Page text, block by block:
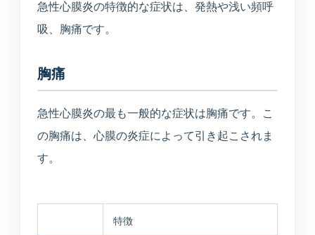
施設入居者中心・24時間365日を意識した連携
庄内プライベートクリニック
介護・施設
介護サービス・施設案内
介護施設一覧
急性心膜炎の特徴的な症状は、発熱や浅い頻呼
吸、胸痛です。
胸痛
急性心膜炎の最も一般的な症状は胸痛です。こ
の胸痛は、心膜の炎症によって引き起こされま
す。
特徴